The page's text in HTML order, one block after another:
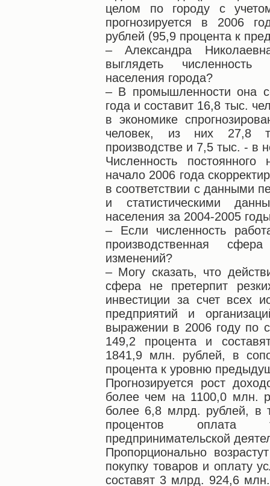
целом по городу с
прогнозируется в 2006
рублей (95,9 процента к
– Александра
выглядеть
населения города?
– В промышленности она
года и составит 16,8 тыс.
в экономике
человек, из них 27,8
производстве и 7,5 тыс. - в
Численность
начало 2006 года
в соответствии с данными
и статистическими
населения за 2004-2005
– Если численность
производственная
изменений?
– Могу сказать, что
сфера не претерпит
инвестиции за счет всех
предприятий и
выражении в 2006 году по
149,2 процента и
1841,9 млн. рублей, в
процента к уровню
Прогнозируется рост
более чем на 1100,0 млн.
более 6,8 млрд. рублей, в
процентов
предпринимательской
Пропорционально
покупку товаров и оплату
составят 3 млрд. 924,6